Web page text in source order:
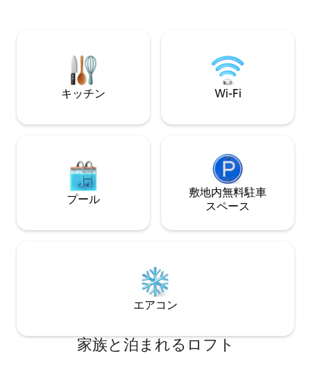
キ、バルコニー、受賞歴のあるレストラ
ンが500m以内にあります。
す。ビーチ、レス
ースはすべて徒歩
キッチン Wi-Fi
プール
敷地内無料駐⁠車
ス⁠ペ⁠ー⁠ス
エアコン
家族と泊まれるロフト